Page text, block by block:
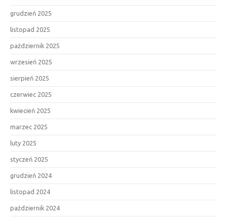
grudzień 2025
listopad 2025
październik 2025
wrzesień 2025
sierpień 2025
czerwiec 2025
kwiecień 2025
marzec 2025
luty 2025
styczeń 2025
grudzień 2024
listopad 2024
październik 2024